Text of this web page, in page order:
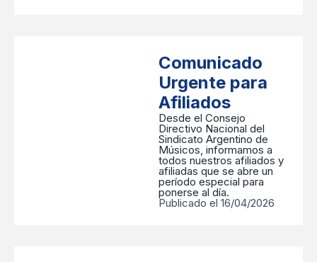
Comunicado
Urgente para
Afiliados
Desde el Consejo
Directivo Nacional del
Sindicato Argentino de
Músicos, informamos a
todos nuestros afiliados y
afiliadas que se abre un
período especial para
ponerse al día.
Publicado el 16/04/2026